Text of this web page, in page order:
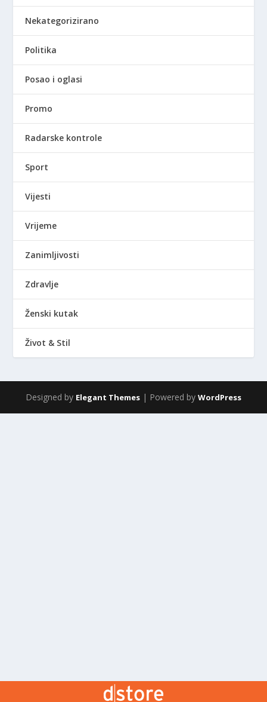
Nekategorizirano
Politika
Posao i oglasi
Promo
Radarske kontrole
Sport
Vijesti
Vrijeme
Zanimljivosti
Zdravlje
Ženski kutak
Život & Stil
Designed by Elegant Themes | Powered by WordPress